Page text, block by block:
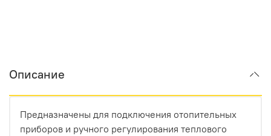
Описание
Предназначены для подключения отопительных
приборов и ручного регулирования теплового